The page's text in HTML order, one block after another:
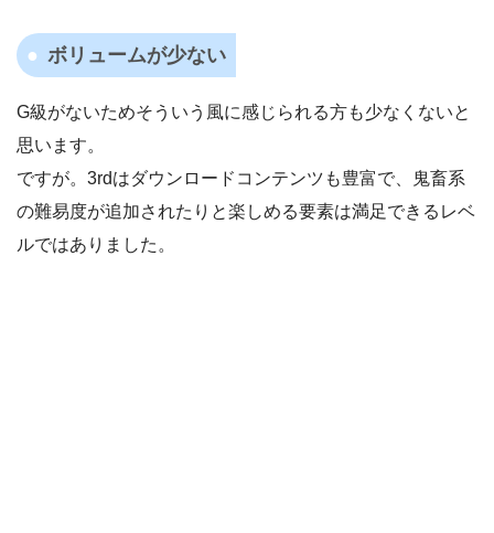
ボリュームが少ない
G級がないためそういう風に感じられる方も少なくないと
思います。
ですが。3rdはダウンロードコンテンツも豊富で、鬼畜系
の難易度が追加されたりと楽しめる要素は満足できるレベ
ルではありました。